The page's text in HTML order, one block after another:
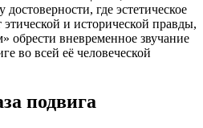
где эстетическое
и исторической правды,
обрести вневременное звучание
во всей её человеческой
подвига